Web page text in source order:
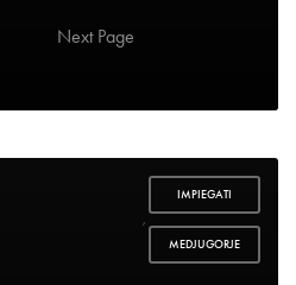
IMPIEGATI
,
MEDJUGORJE
Next Page